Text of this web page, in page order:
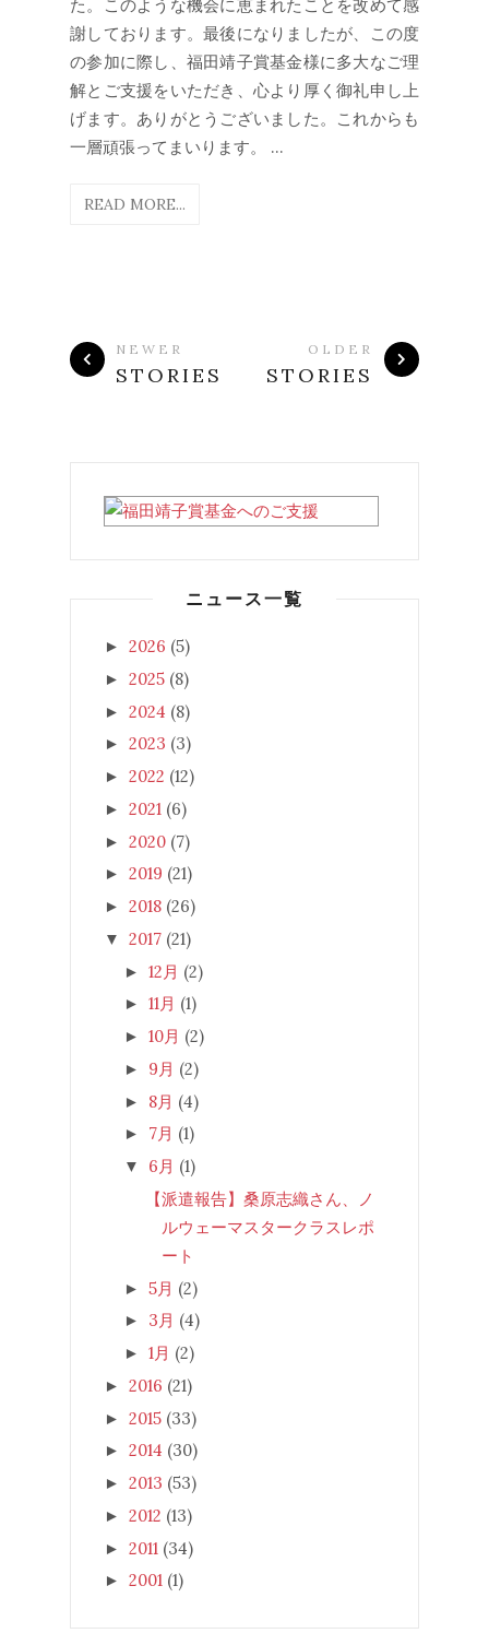
た。このような機会に恵まれたことを改めて感
謝しております。最後になりましたが、この度
の参加に際し、福田靖子賞基金様に多大なご理
解とご支援をいただき、心より厚く御礼申し上
げます。ありがとうございました。これからも
一層頑張ってまいります。 ...
READ MORE...
NEWER
STORIES
OLDER
STORIES
ニュース一覧
► 2026 (5)
► 2025 (8)
► 2024 (8)
► 2023 (3)
► 2022 (12)
► 2021 (6)
► 2020 (7)
► 2019 (21)
► 2018 (26)
▼ 2017 (21)
► 12月 (2)
► 11月 (1)
► 10月 (2)
► 9月 (2)
► 8月 (4)
► 7月 (1)
▼ 6月 (1)
【派遣報告】桑原志織さん、ノ
ルウェーマスタークラスレポ
ート
► 5月 (2)
► 3月 (4)
► 1月 (2)
► 2016 (21)
► 2015 (33)
► 2014 (30)
► 2013 (53)
► 2012 (13)
► 2011 (34)
► 2001 (1)